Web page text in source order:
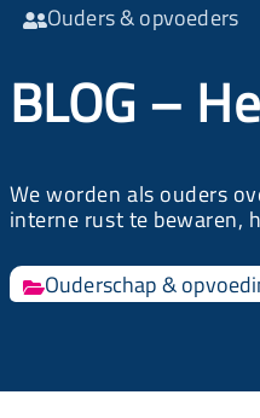
Ouders & opvoeders
BLOG –
We worden als ouders
interne rust te bewaren,
Ouderschap &